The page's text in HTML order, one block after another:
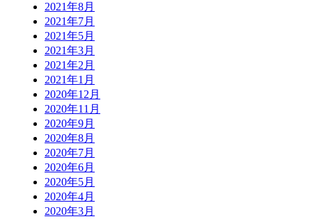
2021年8月
2021年7月
2021年5月
2021年3月
2021年2月
2021年1月
2020年12月
2020年11月
2020年9月
2020年8月
2020年7月
2020年6月
2020年5月
2020年4月
2020年3月